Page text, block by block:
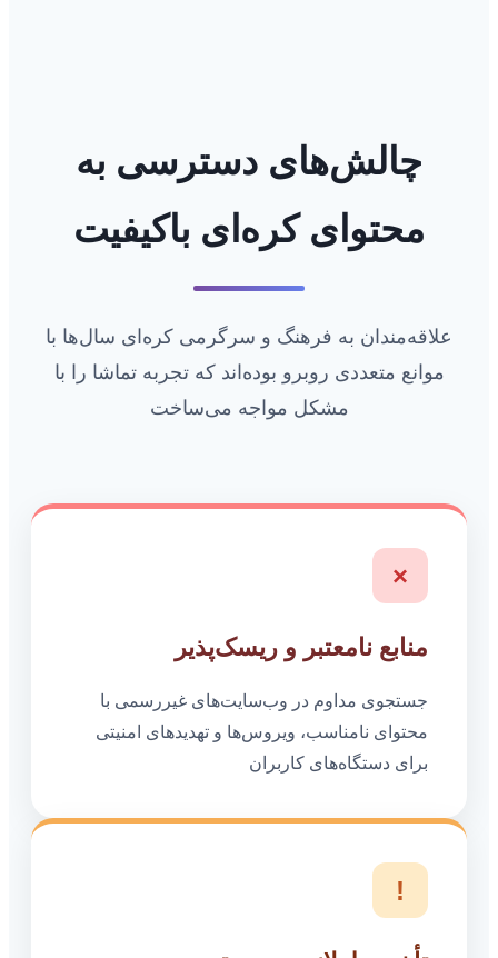
چالش‌های دسترسی به
محتوای کره‌ای باکیفیت
علاقه‌مندان به فرهنگ و سرگرمی کره‌ای سال‌ها با
موانع متعددی روبرو بوده‌اند که تجربه تماشا را با
مشکل مواجه می‌ساخت
×
منابع نامعتبر و ریسک‌پذیر
جستجوی مداوم در وب‌سایت‌های غیررسمی با
محتوای نامناسب، ویروس‌ها و تهدیدهای امنیتی
برای دستگاه‌های کاربران
!